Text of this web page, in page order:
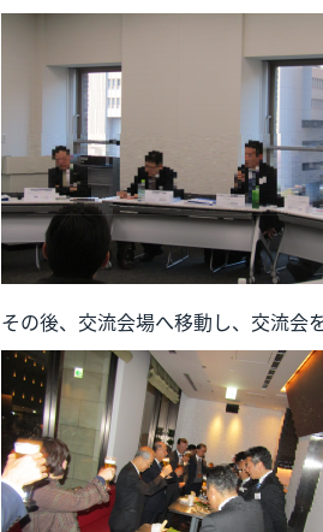
その後、交流会場へ移動し、交流会